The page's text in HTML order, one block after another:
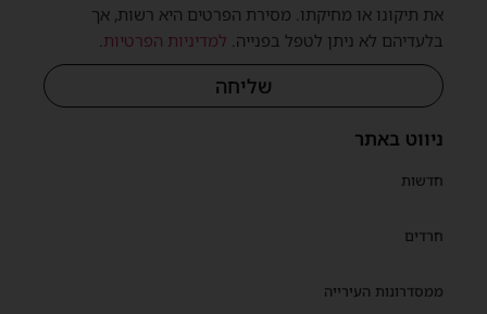
ניווט באתר
חדשות
חרדים
ממסדרונות העירייה
את תיקונו או מחיקתו. מסירת הפרטים היא רשות, אך
בלעדיהם לא ניתן לטפל בפנייה. למדיניות הפרטיות
שליחה